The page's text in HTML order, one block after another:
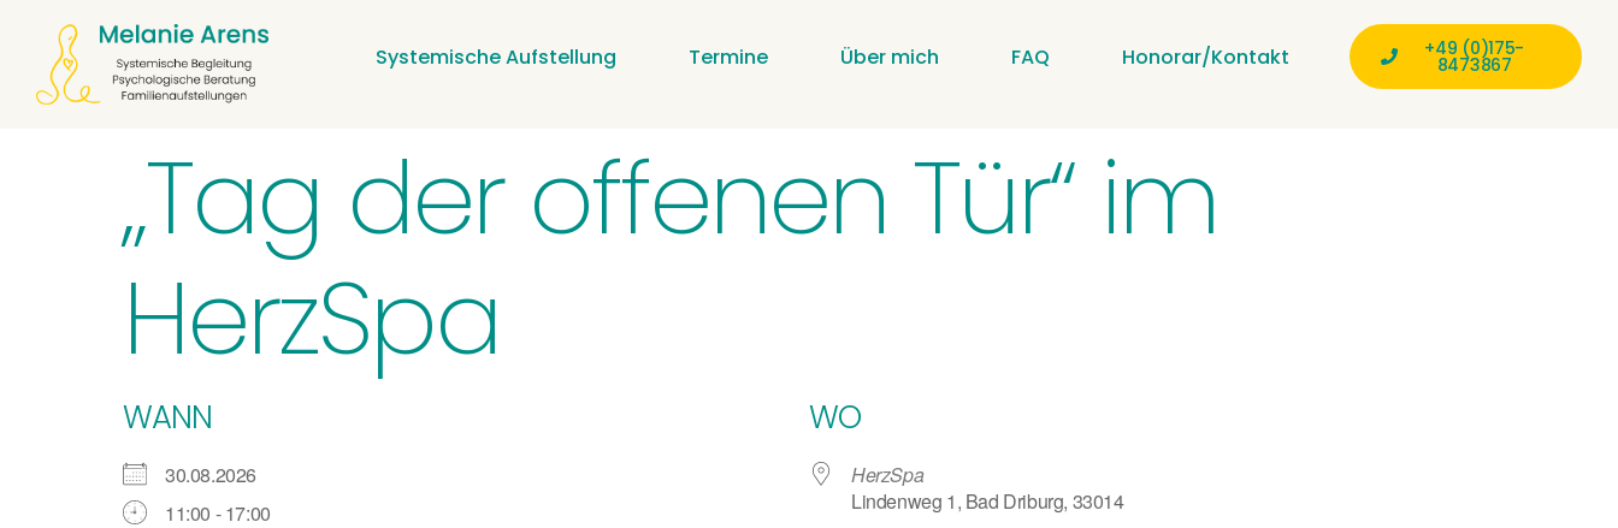
Systemische Aufstellung Termine Über mich FAQ Honorar/Kontakt +49 (0)175-
8473867
„Tag der offenen Tür“ im
HerzSpa
WANN
30.08.2026
11:00 - 17:00
WO
HerzSpa
Lindenweg 1, Bad Driburg, 33014